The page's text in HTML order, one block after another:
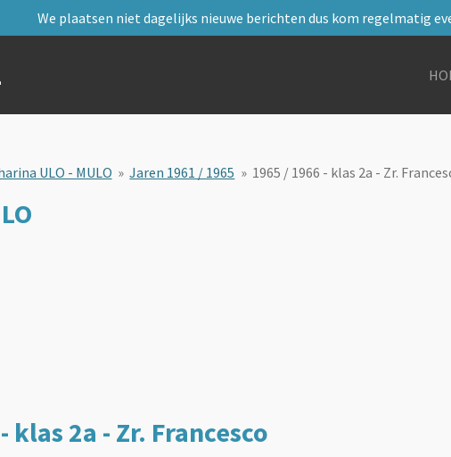
We plaatsen niet dagelijks nieuwe berichten dus kom regelmatig
ULO - MULO » Jaren 1961 / 1965 » 1965 / 1966 - klas 2a - Zr.
klas 2a - Zr. Francesco